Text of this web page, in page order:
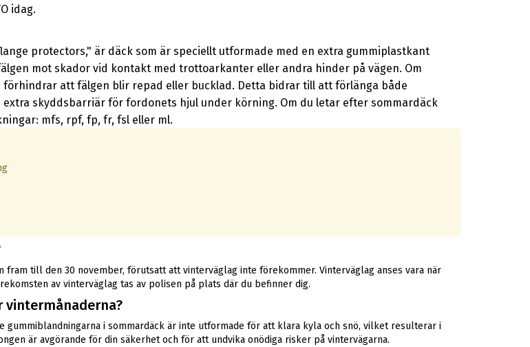
idag.
protectors," är däck som är speciellt utformade med en extra gummiplastkant
mot skador vid kontakt med trottoarkanter eller andra hinder på vägen. Om
att fälgen blir repad eller bucklad. Detta bidrar till att förlänga både
skyddsbarriär för fordonets hjul under körning. Om du letar efter sommardäck
mfs, rpf, fp, fr, fsl eller ml.
till den 30 november, förutsatt att vinterväglag inte förekommer. Vinterväglag anses vara när
av vinterväglag tas av polisen på plats där du befinner dig.
i sommardäck är inte utformade för att klara kyla och snö, vilket resulterar i
är avgörande för din säkerhet och för att undvika onödiga risker på vintervägarna.